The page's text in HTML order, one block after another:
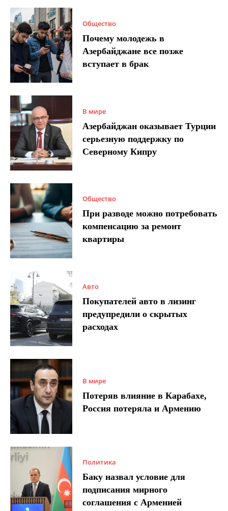
Общество
Почему молодежь в
Азербайджане все позже
вступает в брак
В мире
Азербайджан оказывает Турции
серьезную поддержку по
Северному Кипру
Общество
При разводе можно потребовать
компенсацию за ремонт
квартиры
Авто
Покупателей авто в лизинг
предупредили о скрытых
расходах
В мире
Потеряв влияние в Карабахе,
Россия потеряла и Армению
Политика
Баку назвал условие для
подписания мирного
соглашения с Арменией